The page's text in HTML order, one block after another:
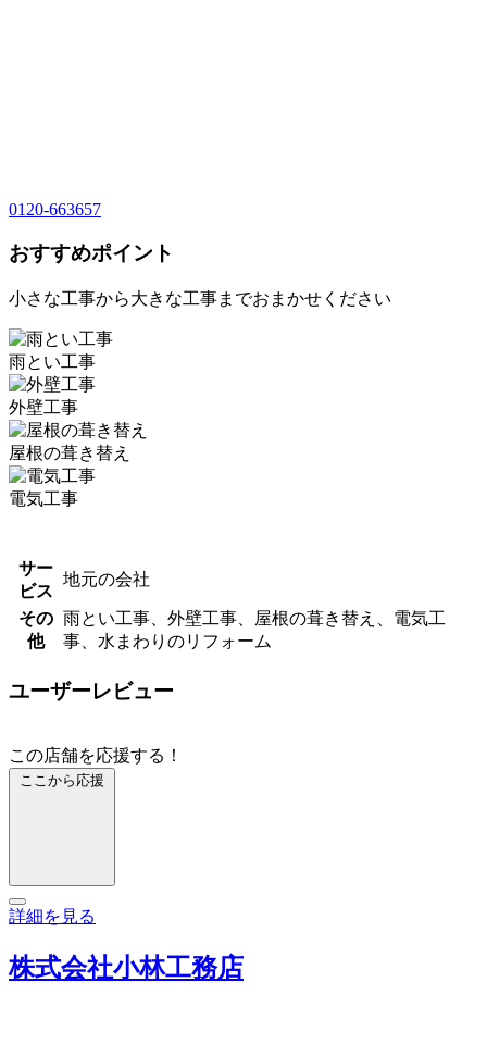
0120-663657
おすすめポイント
小さな工事から大きな工事までおまかせください
雨とい工事
外壁工事
屋根の葺き替え
電気工事
サー
ビス
地元の会社
その
他
雨とい工事、外壁工事、屋根の葺き替え、電気工
事、水まわりのリフォーム
ユーザーレビュー
この店舗を応援する！
ここから応援
詳細を見る
株式会社小林工務店